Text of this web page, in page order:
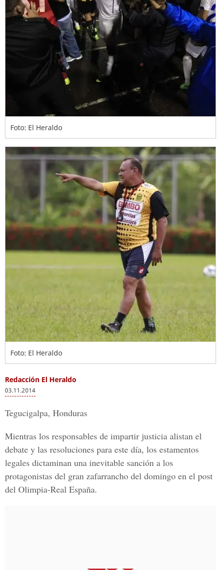
Foto: El Heraldo
Foto: El Heraldo
Redacción El Heraldo
03.11.2014
Tegucigalpa, Honduras
Mientras los responsables de impartir justicia alistan el
debate y las resoluciones para este día, los estamentos
legales dictaminan una inevitable sanción a los
protagonistas del gran zafarrancho del domingo en el post
del Olimpia-Real España.